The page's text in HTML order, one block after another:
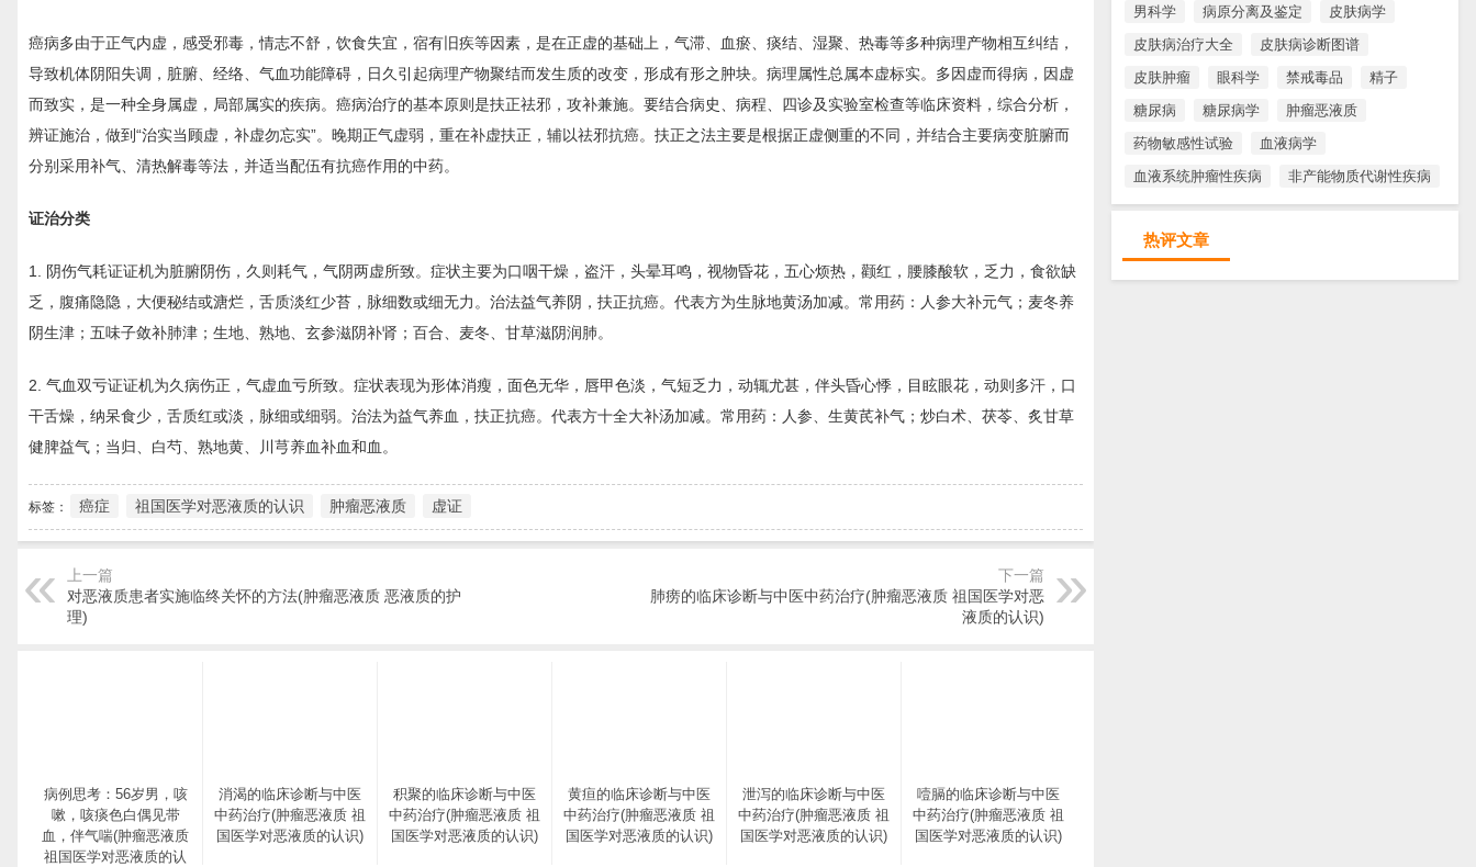
男科学
病原分离及鉴定
皮肤病学
皮肤病治疗大全
皮肤病诊断图谱
皮肤肿瘤
眼科学 禁戒毒品
精子
糖尿病
糖尿病学
肿瘤恶液质
药物敏感性试验
血液病学
血液系统肿瘤性疾病
非产能物质代谢性疾病
热评文章
癌病多由于正气内虚，感受邪毒，情志不舒，饮食失宜，宿有旧疾等因素，是在正虚的基础上，气滞、血瘀、痰结、湿聚、热毒等多种病理产物相互纠结，
导致机体阴阳失调，脏腑、经络、气血功能障碍，日久引起病理产物聚结而发生质的改变，形成有形之肿块。病理属性总属本虚标实。多因虚而得病，因虚
而致实，是一种全身属虚，局部属实的疾病。癌病治疗的基本原则是扶正祛邪，攻补兼施。要结合病史、病程、四诊及实验室检查等临床资料，综合分析，
辨证施治，做到“治实当顾虚，补虚勿忘实”。晚期正气虚弱，重在补虚扶正，辅以祛邪抗癌。扶正之法主要是根据正虚侧重的不同，并结合主要病变脏腑而
分别采用补气、清热解毒等法，并适当配伍有抗癌作用的中药。
证治分类
1. 阴伤气耗证证机为脏腑阴伤，久则耗气，气阴两虚所致。症状主要为口咽干燥，盗汗，头晕耳鸣，视物昏花，五心烦热，颧红，腰膝酸软，乏力，食欲缺
乏，腹痛隐隐，大便秘结或溏烂，舌质淡红少苔，脉细数或细无力。治法益气养阴，扶正抗癌。代表方为生脉地黄汤加减。常用药：人参大补元气；麦冬养
阴生津；五味子敛补肺津；生地、熟地、玄参滋阴补肾；百合、麦冬、甘草滋阴润肺。
2. 气血双亏证证机为久病伤正，气虚血亏所致。症状表现为形体消瘦，面色无华，唇甲色淡，气短乏力，动辄尤甚，伴头昏心悸，目眩眼花，动则多汗，口
干舌燥，纳呆食少，舌质红或淡，脉细或细弱。治法为益气养血，扶正抗癌。代表方十全大补汤加减。常用药：人参、生黄芪补气；炒白术、茯苓、炙甘草
健脾益气；当归、白芍、熟地黄、川芎养血补血和血。
标签： 癌症 祖国医学对恶液质的认识 肿瘤恶液质 虚证
上一篇
对恶液质患者实施临终关怀的方法(肿瘤恶液质 恶液质的护
理)
下一篇
肺痨的临床诊断与中医中药治疗(肿瘤恶液质 祖国医学对恶
液质的认识)
病例思考：56岁男，咳
嗽，咳痰色白偶见带
血，伴气喘(肿瘤恶液质
祖国医学对恶液质的认
消渴的临床诊断与中医
中药治疗(肿瘤恶液质 祖
国医学对恶液质的认识)
积聚的临床诊断与中医
中药治疗(肿瘤恶液质 祖
国医学对恶液质的认识)
黄疸的临床诊断与中医
中药治疗(肿瘤恶液质 祖
国医学对恶液质的认识)
泄泻的临床诊断与中医
中药治疗(肿瘤恶液质 祖
国医学对恶液质的认识)
噎膈的临床诊断与中医
中药治疗(肿瘤恶液质 祖
国医学对恶液质的认识)